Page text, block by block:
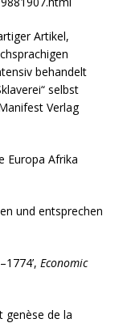
Artikel,
behandelt
selbst
Verlag
Europa Afrika
und entsprechen
Economic
genèse de la